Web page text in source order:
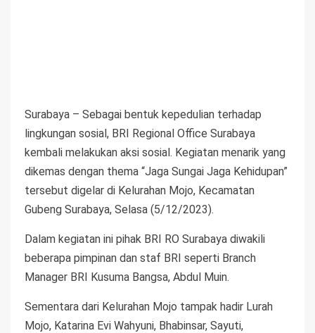
Surabaya – Sebagai bentuk kepedulian terhadap
lingkungan sosial, BRI Regional Office Surabaya
kembali melakukan aksi sosial. Kegiatan menarik yang
dikemas dengan thema “Jaga Sungai Jaga Kehidupan”
tersebut digelar di Kelurahan Mojo, Kecamatan
Gubeng Surabaya, Selasa (5/12/2023).
Dalam kegiatan ini pihak BRI RO Surabaya diwakili
beberapa pimpinan dan staf BRI seperti Branch
Manager BRI Kusuma Bangsa, Abdul Muin.
Sementara dari Kelurahan Mojo tampak hadir Lurah
Mojo, Katarina Evi Wahyuni, Bhabinsar, Sayuti,